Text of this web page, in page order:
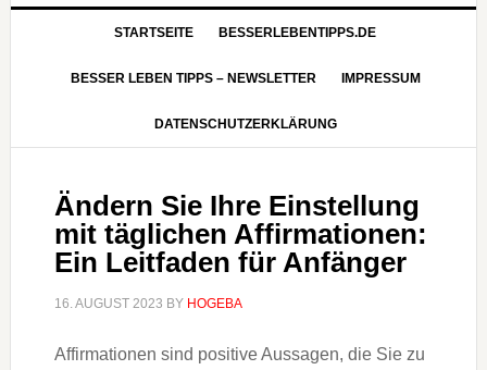
STARTSEITE BESSERLEBENTIPPS.DE
BESSER LEBEN TIPPS – NEWSLETTER IMPRESSUM
DATENSCHUTZERKLÄRUNG
Ändern Sie Ihre Einstellung
mit täglichen Affirmationen:
Ein Leitfaden für Anfänger
16. AUGUST 2023 BY HOGEBA
Affirmationen sind positive Aussagen, die Sie zu